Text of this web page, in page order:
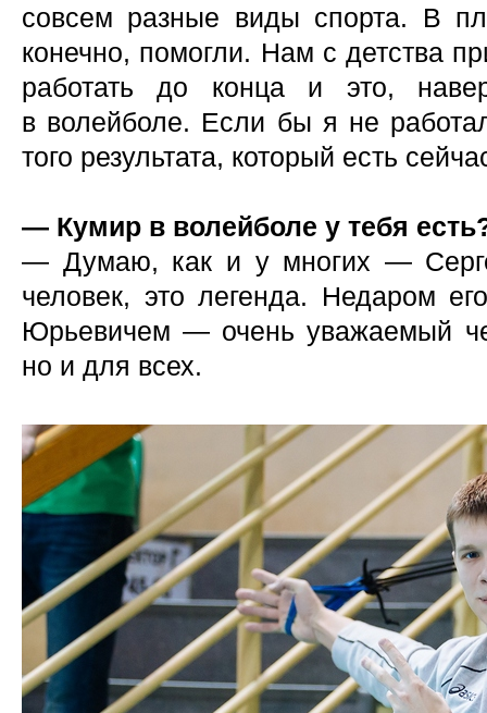
совсем разные виды спорта. В
конечно, помогли. Нам с детства
работать до конца и это,
в волейболе. Если бы я не
того результата, который есть
— Кумир в волейболе у тебя
— Думаю, как и у многих —
человек, это легенда. Недаром
Юрьевичем — очень уважаемый
но и для всех.